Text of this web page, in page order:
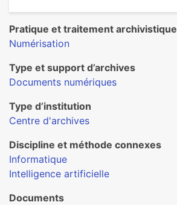
Pratique et traitement archivistique
Numérisation
Type et support d’archives
Documents numériques
Type d’institution
Centre d'archives
Discipline et méthode connexes
Informatique
Intelligence artificielle
Documents